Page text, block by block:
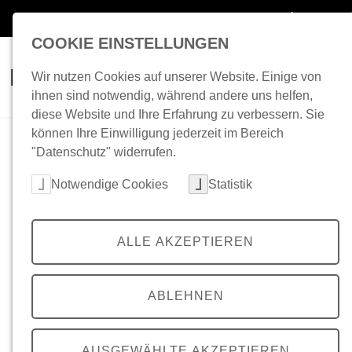
Zum Inhalt springen Speiseplan
Essen & Trinken BAföG Kita
COOKIE EINSTELLUNGEN
Wir nutzen Cookies auf unserer Website. Einige von
ihnen sind notwendig, während andere uns helfen,
diese Website und Ihre Erfahrung zu verbessern. Sie
können Ihre Einwilligung jederzeit im Bereich
"Datenschutz" widerrufen.
Cookie-Kategorien auswählen
Notwendige Cookies Statistik
ALLE AKZEPTIEREN
ABLEHNEN